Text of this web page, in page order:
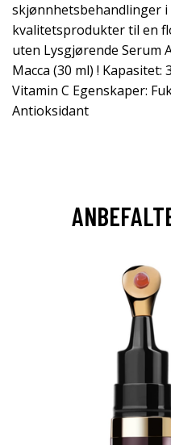
skjønnhetsbehandlinger i
kvalitetsprodukter til en
uten Lysgjørende Serum
Macca (30 ml) ! Kapasitet:
Vitamin C Egenskaper:
Antioksidant